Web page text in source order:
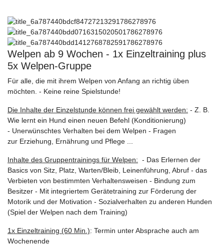
Welpen ab 9 Wochen - 1x Einzeltraining plus
5x Welpen-Gruppe
Für alle, die mit ihrem Welpen von Anfang an richtig üben
möchten. - Keine reine Spielstunde!
Die Inhalte der Einzelstunde können frei gewählt werden: - Z. B.
Wie lernt ein Hund einen neuen Befehl (Konditionierung)
- Unerwünschtes Verhalten bei dem Welpen - Fragen
zur Erziehung, Ernährung und Pflege ...
Inhalte des Gruppentrainings für Welpen: - Das Erlernen der
Basics von Sitz, Platz, Warten/Bleib, Leinenführung, Abruf - das
Verbieten von bestimmten Verhaltensweisen - Bindung zum
Besitzer - Mit integriertem Gerätetraining zur Förderung der
Motorik und der Motivation - Sozialverhalten zu anderen Hunden
(Spiel der Welpen nach dem Training)
1x Einzeltraining (60 Min.): Termin unter Absprache auch am
Wochenende